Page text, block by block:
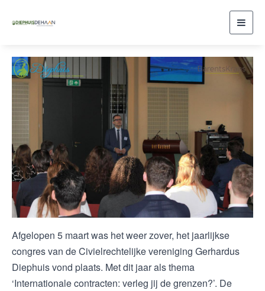
Afgelopen 5 maart was het weer zover, het jaarlijkse
congres van de Civielrechtelijke vereniging Gerhardus
Diephuis vond plaats. Met dit jaar als thema
‘Internationale contracten: verleg jij de grenzen?’. De